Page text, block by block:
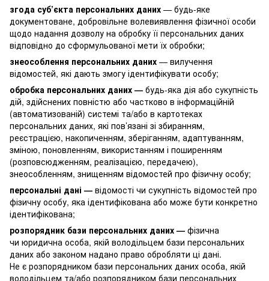
згода суб’єкта персональних даних — будь-яке
документоване, добровільне волевиявлення фізичної особи
щодо надання дозволу на обробку її персональних даних
відповідно до сформульованої мети їх обробки;
знеособлення персональних даних — вилучення
відомостей, які дають змогу ідентифікувати особу;
обробка персональних даних — будь-яка дія або сукупність
дій, здійснених повністю або частково в інформаційній
(автоматизованій) системі та/або в картотеках
персональних даних, які пов’язані зі збиранням,
реєстрацією, накопиченням, зберіганням, адаптуванням,
зміною, поновленням, використанням і поширенням
(розповсюдженням, реалізацією, передачею),
знеособленням, знищенням відомостей про фізичну особу;
персональні дані — відомості чи сукупність відомостей про
фізичну особу, яка ідентифікована або може бути конкретно
ідентифікована;
розпорядник бази персональних даних — фізична
чи юридична особа, якій володільцем бази персональних
даних або законом надано право обробляти ці дані.
Не є розпорядником бази персональних даних особа, якій
володільцем та/або розпорядником бази персональних